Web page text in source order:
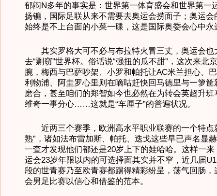
郁闷N多年的事实是：世界第一体育盛会和世界第一
扬镳，国际足联从来不需要去奥运会捞面子；奥运会
始终是不上台面的小菜一碟，这是国际奥委会心中永
其实罗格大可不必与布拉特火冒三丈，奥运会也
去“剽窃”世界杯。俗话说“强扭的瓜不甜”，这次来北
腕，梅西与巴萨吵架、小罗和帕托让AC米兰担心、
利物浦、阿圭罗心里则在嘀咕赶快回马德里与一箩筐
磨合，甚至咱们的郑智如今也必然在为转会英超升班
维奇一事分心……这就是“车厘子”的普遍状况。
近两三个赛季，欧洲高水平职业联赛的一个特点
熟”，诸如法布雷加斯、帕托、迭戈这些早已声名显
一查才发现他们都还是20岁上下的娃哈哈。这样一
运会23岁年限以内的可选择面其实并不窄，近几届
段的世青赛乃至欧青赛都踢得精彩纷呈，荡气回肠，
会男足比赛以信心和借鉴的范本。